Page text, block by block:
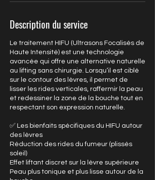
Description du service
Le traitement HIFU (Ultrasons Focalisés de
Haute Intensité) est une technologie
avancée qui offre une alternative naturelle
au lifting sans chirurgie. Lorsqu’il est ciblé
sur le contour des lèvres, il permet de
lisser les rides verticales, raffermir la peau
et redessiner la zone de la bouche tout en
respectant son expression naturelle.
✅ Les bienfaits spécifiques du HIFU autour
des lèvres
Réduction des rides du fumeur (plissés
soleil)
Effet liftant discret sur la lèvre supérieure
Peau plus tonique et plus lisse autour de la